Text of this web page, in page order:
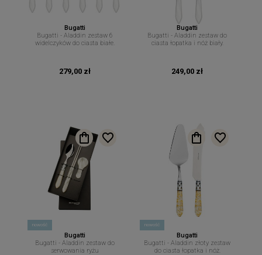
Bugatti
Bugatti - Aladdin zestaw 6
widelczyków do ciasta białe.
279,00 zł
Bugatti
Bugatti - Aladdin zestaw do
ciasta łopatka i nóż biały.
249,00 zł
nowość
Bugatti
Bugatti - Aladdin zestaw do
serwowania ryżu
nowość
Bugatti
Bugatti - Aladdin złoty zestaw
do ciasta łopatka i nóż.